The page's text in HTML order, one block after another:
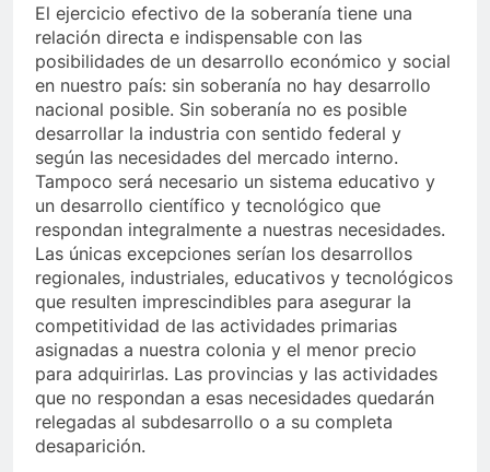
El ejercicio efectivo de la soberanía tiene una
relación directa e indispensable con las
posibilidades de un desarrollo económico y social
en nuestro país: sin soberanía no hay desarrollo
nacional posible. Sin soberanía no es posible
desarrollar la industria con sentido federal y
según las necesidades del mercado interno.
Tampoco será necesario un sistema educativo y
un desarrollo científico y tecnológico que
respondan integralmente a nuestras necesidades.
Las únicas excepciones serían los desarrollos
regionales, industriales, educativos y tecnológicos
que resulten imprescindibles para asegurar la
competitividad de las actividades primarias
asignadas a nuestra colonia y el menor precio
para adquirirlas. Las provincias y las actividades
que no respondan a esas necesidades quedarán
relegadas al subdesarrollo o a su completa
desaparición.